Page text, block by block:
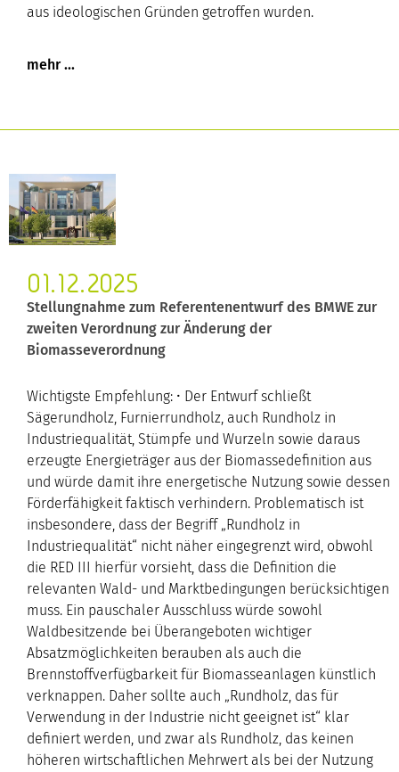
aus ideologischen Gründen getroffen wurden.
01.12.2025
Stellungnahme zum Referentenentwurf des BMWE zur
zweiten Verordnung zur Änderung der
Biomasseverordnung
Wichtigste Empfehlung: • Der Entwurf schließt
Sägerundholz, Furnierrundholz, auch Rundholz in
Industriequalität, Stümpfe und Wurzeln sowie daraus
erzeugte Energieträger aus der Biomassedefinition aus
und würde damit ihre energetische Nutzung sowie dessen
Förderfähigkeit faktisch verhindern. Problematisch ist
insbesondere, dass der Begriff „Rundholz in
Industriequalität“ nicht näher eingegrenzt wird, obwohl
die RED III hierfür vorsieht, dass die Definition die
relevanten Wald- und Marktbedingungen berücksichtigen
muss. Ein pauschaler Ausschluss würde sowohl
Waldbesitzende bei Überangeboten wichtiger
Absatzmöglichkeiten berauben als auch die
Brennstoffverfügbarkeit für Biomasseanlagen künstlich
verknappen. Daher sollte auch „Rundholz, das für
Verwendung in der Industrie nicht geeignet ist“ klar
definiert werden, und zwar als Rundholz, das keinen
höheren wirtschaftlichen Mehrwert als bei der Nutzung